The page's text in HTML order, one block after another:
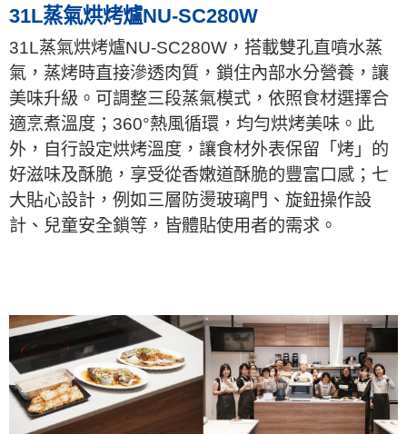
31L蒸氣烘烤爐NU-SC280W
31L蒸氣烘烤爐NU-SC280W，搭載雙孔直噴水蒸
氣，蒸烤時直接滲透肉質，鎖住內部水分營養，讓
美味升級。可調整三段蒸氣模式，依照食材選擇合
適烹煮溫度；360°熱風循環，均勻烘烤美味。此
外，自行設定烘烤溫度，讓食材外表保留「烤」的
好滋味及酥脆，享受從香嫩道酥脆的豐富口感；七
大貼心設計，例如三層防燙玻璃門、旋鈕操作設
計、兒童安全鎖等，皆體貼使用者的需求。